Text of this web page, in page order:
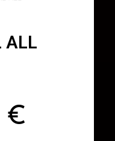
ALL
€